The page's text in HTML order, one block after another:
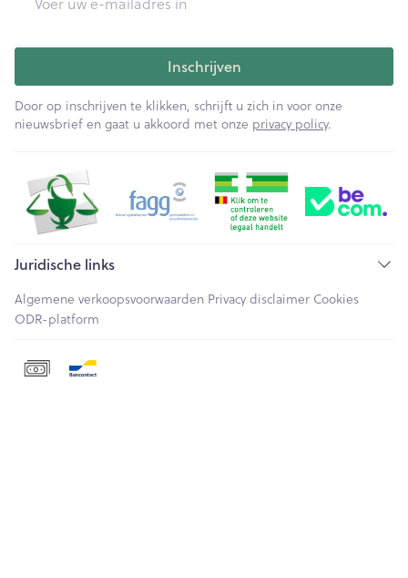
Inschrijven
Door op inschrijven te klikken, schrijft u zich in voor onze
nieuwsbrief en gaat u akkoord met onze privacy policy.
Juridische links
Algemene verkoopsvoorwaarden Privacy disclaimer Cookies
ODR-platform